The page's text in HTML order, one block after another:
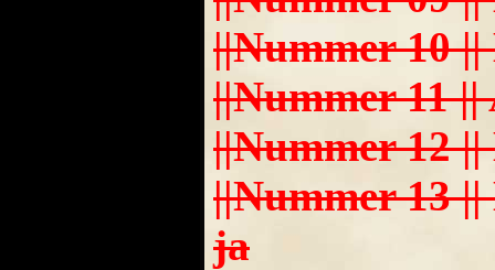
||Nummer 10
||Nummer 11
||Nummer 12
||Nummer 13
ja